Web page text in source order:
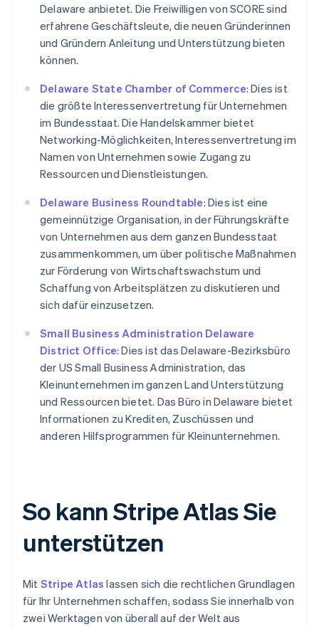
Delaware anbietet. Die Freiwilligen von SCORE sind
erfahrene Geschäftsleute, die neuen Gründerinnen
und Gründern Anleitung und Unterstützung bieten
können.
Delaware State Chamber of Commerce: Dies ist
die größte Interessenvertretung für Unternehmen
im Bundesstaat. Die Handelskammer bietet
Networking-Möglichkeiten, Interessenvertretung im
Namen von Unternehmen sowie Zugang zu
Ressourcen und Dienstleistungen.
Delaware Business Roundtable: Dies ist eine
gemeinnützige Organisation, in der Führungskräfte
von Unternehmen aus dem ganzen Bundesstaat
zusammenkommen, um über politische Maßnahmen
zur Förderung von Wirtschaftswachstum und
Schaffung von Arbeitsplätzen zu diskutieren und
sich dafür einzusetzen.
Small Business Administration Delaware
District Office: Dies ist das Delaware-Bezirksbüro
der US Small Business Administration, das
Kleinunternehmen im ganzen Land Unterstützung
und Ressourcen bietet. Das Büro in Delaware bietet
Informationen zu Krediten, Zuschüssen und
anderen Hilfsprogrammen für Kleinunternehmen.
So kann Stripe Atlas Sie
unterstützen
Mit Stripe Atlas lassen sich die rechtlichen Grundlagen
für Ihr Unternehmen schaffen, sodass Sie innerhalb von
zwei Werktagen von überall auf der Welt aus